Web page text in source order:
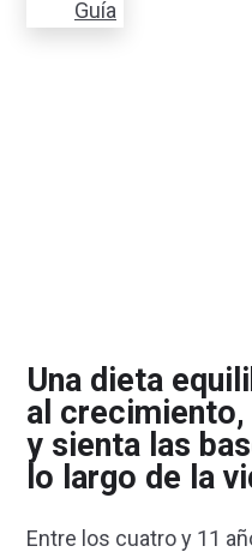
Guía
Una dieta
al
y sienta las
lo largo de la
Entre los cuatro y 11